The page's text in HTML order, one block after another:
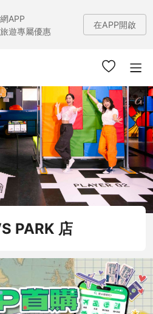
APP
遊專屬優惠
在APP開啟
PARK 店